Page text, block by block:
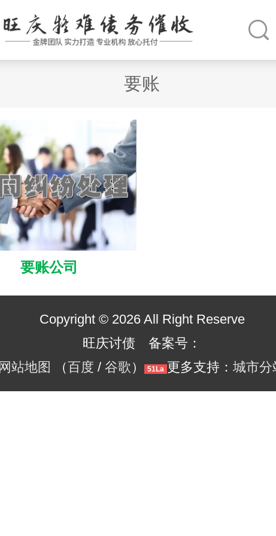
要账
要账公司
Copyright © 2026 All Right Reserve
旺庆讨债 备案号：
网站地图
（百度 / 谷歌） 51La 更多支持： 城市分